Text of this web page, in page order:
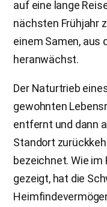
auf eine lange
nächsten Frühjahr
einem Samen, aus
heranwächst.
Der Naturtrieb
gewohnten
entfernt und dann
Standort
bezeichnet. Wie im
gezeigt, hat die